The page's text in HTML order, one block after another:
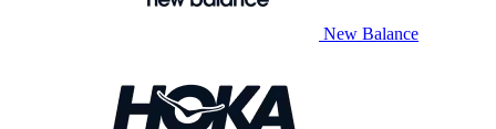
New Balance